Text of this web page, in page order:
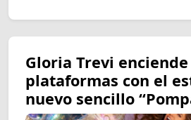
Gloria Trevi
plataformas con el
nuevo sencillo